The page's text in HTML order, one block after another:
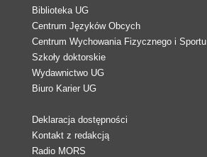
Biblioteka UG
Centrum Języków Obcych
Centrum Wychowania Fizycznego i Sportu
Szkoły doktorskie
Wydawnictwo UG
Biuro Karier UG
Deklaracja dostępności
Kontakt z redakcją
Radio MORS